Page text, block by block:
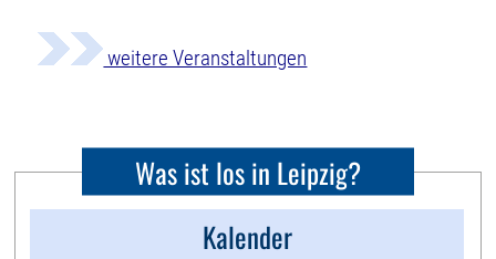
weitere Veranstaltungen
Was ist los in Leipzig?
Kalender